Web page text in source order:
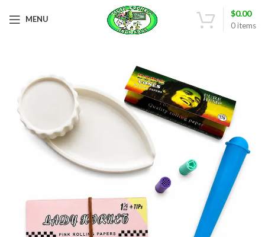
MENU
0items
$0.00